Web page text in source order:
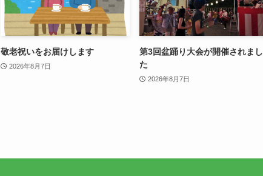
敬老祝いをお届けします
2026年8月7日
第3回盆踊り大会が開催されまし
た
2026年8月7日